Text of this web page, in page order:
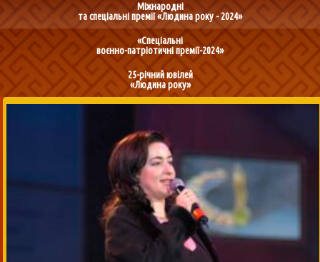
Міжнародні
та спеціальні премії «Людина року - 2024»
«Спеціальні
воєнно-патріотичні премії-2024»
25-річний ювілей
«Людина року»